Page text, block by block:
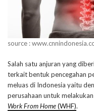
source :
Salah satu anjuran yang
terkait bentuk pencegahan
meluas di Indonesia yaitu
perusahaan untuk
Work From Home(WHF).